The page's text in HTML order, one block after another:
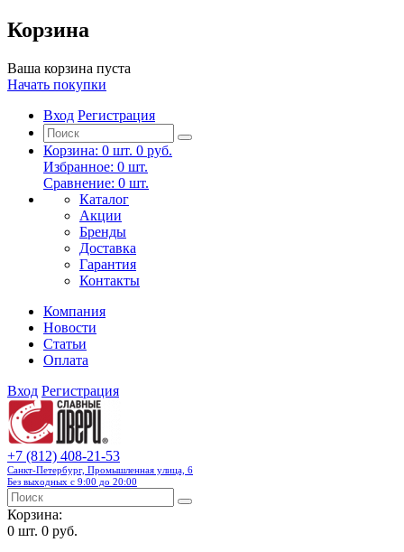
Корзина
Ваша корзина пуста
Начать покупки
Вход Регистрация
Корзина: 0 шт. 0 руб.
Избранное: 0 шт.
Сравнение: 0 шт.
Каталог
Акции
Бренды
Доставка
Гарантия
Контакты
Компания
Новости
Статьи
Оплата
Вход Регистрация
+7 (812) 408-21-53
Санкт-Петербург, Промышленная улица, 6
Без выходных с 9:00 до 20:00
Корзина:
0 шт. 0 руб.